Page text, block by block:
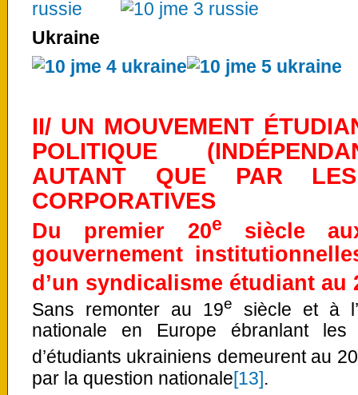
Ukraine
II/ UN MOUVEMENT
POLITIQUE
AUTANT QUE PAR LES
CORPORATIVES
Du premier 20e
siècle
gouvernement
d’un syndicalisme étudiant au
Sans remonter au 19e
siècle et à
nationale en Europe ébranlant les
d’étudiants ukrainiens demeurent au 20
par la question nationale[13].